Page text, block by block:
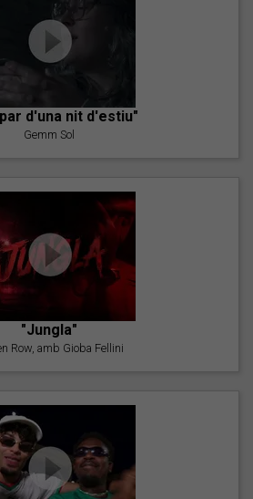
d'una nit d'estiu"
Gemm Sol
"Jungla"
Row, amb Gioba Fellini